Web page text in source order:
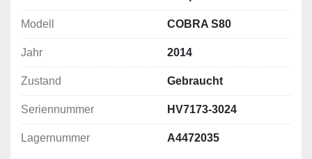
Modell COBRA S80
Jahr 2014
Zustand Gebraucht
Seriennummer HV7173-3024
Lagernummer A4472035